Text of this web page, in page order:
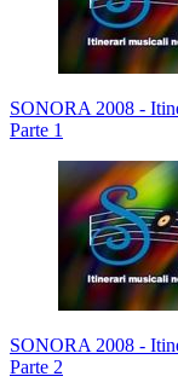
SONORA 2008 -
Parte 1
SONORA 2008 -
Parte 2